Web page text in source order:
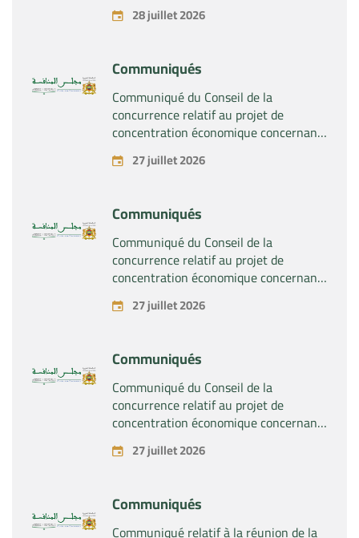
28 juillet 2026
Communiqués
Communiqué du Conseil de la
concurrence relatif au projet de
concentration économique concernant
la prise du contrôle exclusif par la
société « Substipharm SAS » des actifs
pharmaceutiques « Rilutek » et «
Sabril » détenus par la société « Sanofi
SA »
27 juillet 2026
Communiqués
Communiqué du Conseil de la
concurrence relatif au projet de
concentration économique concernant
la prise du contrôle exclusif par la
société « Plastika Kritis SA » de la
27 juillet 2026
Communiqués
Communiqué du Conseil de la
concurrence relatif au projet de
concentration économique concernant
la prise par la société « Fives SAS » du
contrôle exclusif de la société « Aries
27 juillet 2026
Communiqués
Communiqué relatif à la réunion de la